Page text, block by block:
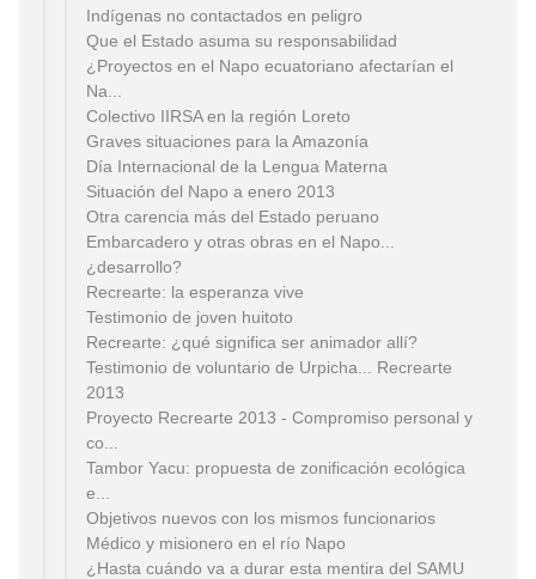
Indígenas no contactados en peligro
Que el Estado asuma su responsabilidad
¿Proyectos en el Napo ecuatoriano afectarían el
Na...
Colectivo IIRSA en la región Loreto
Graves situaciones para la Amazonía
Día Internacional de la Lengua Materna
Situación del Napo a enero 2013
Otra carencia más del Estado peruano
Embarcadero y otras obras en el Napo...
¿desarrollo?
Recrearte: la esperanza vive
Testimonio de joven huitoto
Recrearte: ¿qué significa ser animador allí?
Testimonio de voluntario de Urpicha... Recrearte
2013
Proyecto Recrearte 2013 - Compromiso personal y
co...
Tambor Yacu: propuesta de zonificación ecológica
e...
Objetivos nuevos con los mismos funcionarios
Médico y misionero en el río Napo
¿Hasta cuándo va a durar esta mentira del SAMU